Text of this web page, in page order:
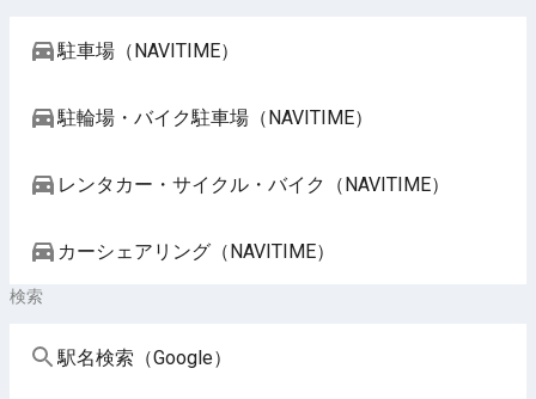
駐車場（NAVITIME）
駐輪場・バイク駐車場（NAVITIME）
レンタカー・サイクル・バイク（NAVITIME）
カーシェアリング（NAVITIME）
検索
駅名検索（Google）